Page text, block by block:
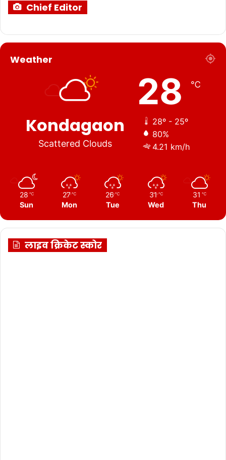
Chief Editor
Weather
Kondagaon
Scattered Clouds
28 ℃
28º - 25º
80%
4.21 km/h
28 ℃
Sun
27 ℃
Mon
26 ℃
Tue
31 ℃
Wed
31 ℃
Thu
लाइव क्रिकेट स्कोर